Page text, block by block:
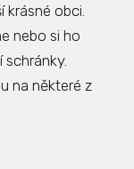
obci.
nebo si ho
na některé z